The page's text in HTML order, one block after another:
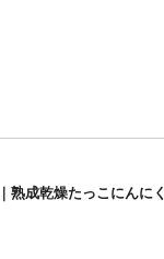
熟成乾燥たっこにんにく